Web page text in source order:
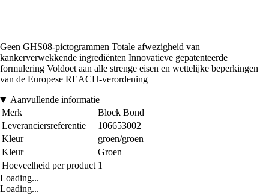
Geen GHS08-pictogrammen Totale afwezigheid van
kankerverwekkende ingrediënten Innovatieve gepatenteerde
formulering Voldoet aan alle strenge eisen en wettelijke beperkingen
van de Europese REACH-verordening
Aanvullende informatie
Merk
Block Bond
Leveranciersreferentie
106653002
Kleur
groen/groen
Kleur
Groen
Hoeveelheid per product 1
Loading...
Loading...